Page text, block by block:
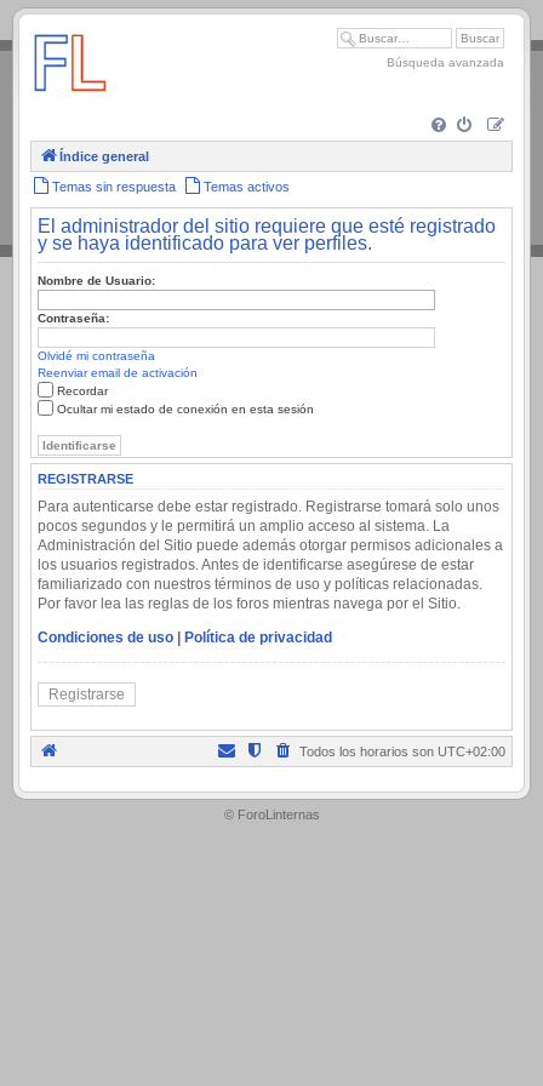
.
Búsqueda avanzada
Índice general
Temas sin respuesta Temas activos
El administrador del sitio requiere que esté registrado
y se haya identificado para ver perfiles.
Nombre de Usuario:
Contraseña:
Olvidé mi contraseña
Reenviar email de activación
Recordar
Ocultar mi estado de conexión en esta sesión
REGISTRARSE
Para autenticarse debe estar registrado. Registrarse tomará solo unos
pocos segundos y le permitirá un amplio acceso al sistema. La
Administración del Sitio puede además otorgar permisos adicionales a
los usuarios registrados. Antes de identificarse asegúrese de estar
familiarizado con nuestros términos de uso y políticas relacionadas.
Por favor lea las reglas de los foros mientras navega por el Sitio.
Condiciones de uso | Política de privacidad
Registrarse
Todos los horarios son UTC+02:00
.
© ForoLinternas